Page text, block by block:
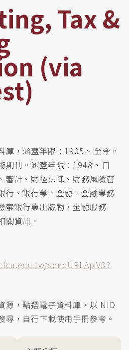
Tax &
(via
庫，涵蓋年限：1905 ~ 至今。
期刊。涵蓋年限：1948 ~ 目
審計、財經法律、財務風險管
行、銀行業、金融、金融業務
索銀行業出版物，金融服務
關資訊。
sendURLApiV3?
源，點選電子資料庫，以 NID
尋，自行下載使用手冊參考。